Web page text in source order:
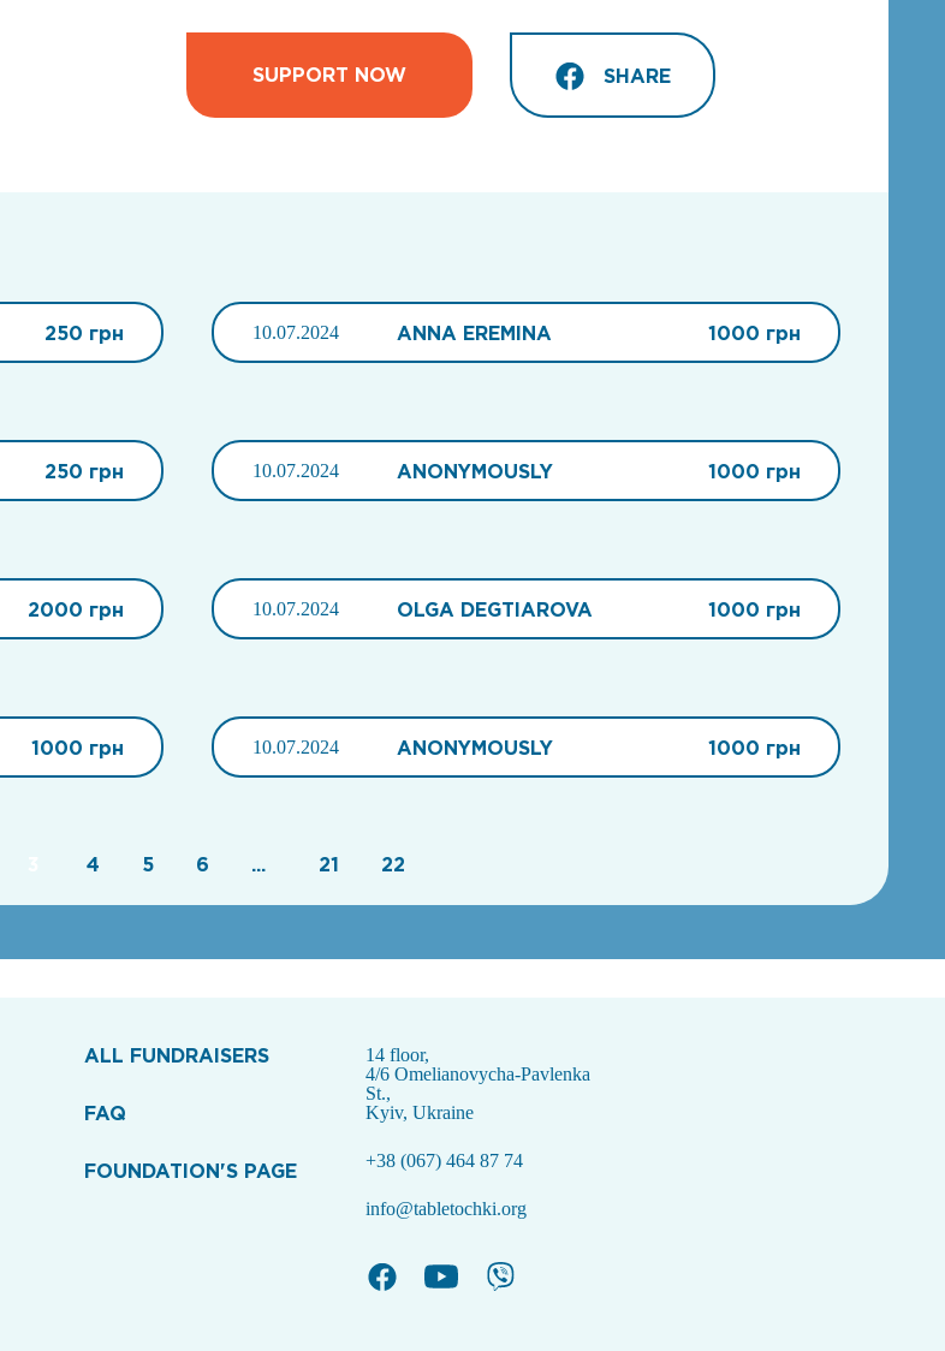
SUPPORT NOW SHARE
250 грн 10.07.2024 ANNA EREMINA 1000 грн
250 грн 10.07.2024 ANONYMOUSLY 1000 грн
2000 грн 10.07.2024 OLGA DEGTIAROVA 1000 грн
1000 грн 10.07.2024 ANONYMOUSLY 1000 грн
4 5 6 ... 21 22
ALL FUNDRAISERS
FAQ
FOUNDATION'S PAGE
14 floor,
4/6 Omelianovycha-Pavlenka
St.,
Kyiv, Ukraine
+38 (067) 464 87 74
info@tabletochki.org